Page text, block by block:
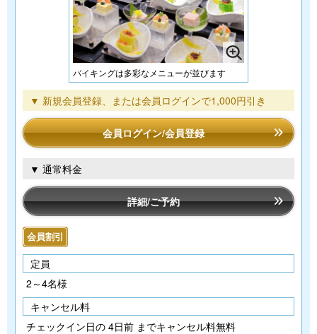
バイキングは多彩なメニューが並びます
▼ 新規会員登録、または会員ログインで1,000円引き
会員ログイン/会員登録
▼ 通常料金
詳細/ご予約
会員割引
定員
2～4名様
キャンセル料
チェックイン日の 4日前 までキャンセル料無料